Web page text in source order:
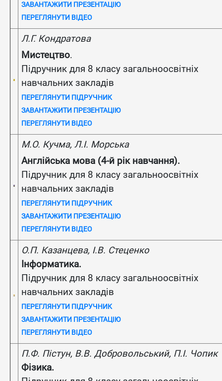
ЗАВАНТАЖИТИ ПРЕЗЕНТАЦІЮ
ПЕРЕГЛЯНУТИ ВІДЕО
Л.Г. Кондратова
Мистецтво.
Підручник для 8 класу загальноосвітніх
навчальних закладів
ПЕРЕГЛЯНУТИ ПІДРУЧНИК
ЗАВАНТАЖИТИ ПРЕЗЕНТАЦІЮ
ПЕРЕГЛЯНУТИ ВІДЕО
М.О. Кучма, Л.І. Морська
Англійська мова (4-й рік навчання).
Підручник для 8 класу загальноосвітніх
навчальних закладів
ПЕРЕГЛЯНУТИ ПІДРУЧНИК
ЗАВАНТАЖИТИ ПРЕЗЕНТАЦІЮ
ПЕРЕГЛЯНУТИ ВІДЕО
О.П. Казанцева, І.В. Стеценко
Інформатика.
Підручник для 8 класу загальноосвітніх
навчальних закладів
ПЕРЕГЛЯНУТИ ПІДРУЧНИК
ЗАВАНТАЖИТИ ПРЕЗЕНТАЦІЮ
ПЕРЕГЛЯНУТИ ВІДЕО
П.Ф. Пістун, В.В. Добровольський, П.І. Чопик
Фізика.